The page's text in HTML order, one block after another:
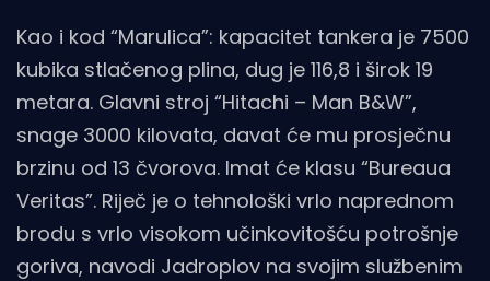
Kao i kod “Marulica”: kapacitet tankera je 7500
kubika stlačenog plina, dug je 116,8 i širok 19
metara. Glavni stroj “Hitachi – Man B&W”,
snage 3000 kilovata, davat će mu prosječnu
brzinu od 13 čvorova. Imat će klasu “Bureaua
Veritas”. Riječ je o tehnološki vrlo naprednom
brodu s vrlo visokom učinkovitošću potrošnje
goriva, navodi Jadroplov na svojim službenim